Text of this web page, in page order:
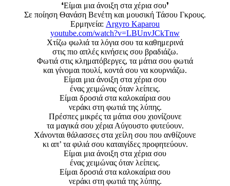
❛Είμαι μια άνοιξη στα χέρια σου❜
Σε ποίηση Θανάση Βενέτη και μουσική Τάσου Γκρους.
Ερμηνεία: Argyro Kaparou
youtube.com/watch?v=LBUnvJCkTnw
Χτίζω φωλιά τα λόγια σου τα καθημερινά
στις πιο απλές κινήσεις σου βραδιάζω.
Φωτιά στις κληματόβεργες, τα μάτια σου φωτιά
και γίνομαι πουλί, κοντά σου να κουρνιάζω.
Είμαι μια άνοιξη στα χέρια σου
ένας χειμώνας όταν λείπεις.
Είμαι δροσιά στα καλοκαίρια σου
νεράκι στη φωτιά της λύπης.
Πρέσπες μικρές τα μάτια σου χιονίζουνε
τα μαγικά σου χέρια Αύγουστο φυτεύουν.
Χάνονται θάλασσες στα χείλη σου που ανθίζουνε
κι απ’ τα φιλιά σου καταιγίδες προφητεύουν.
Είμαι μια άνοιξη στα χέρια σου
ένας χειμώνας όταν λείπεις.
Είμαι δροσιά στα καλοκαίρια σου
νεράκι στη φωτιά της λύπης.